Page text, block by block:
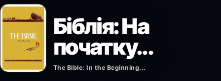
Біблія: На
початку...
The Bible: In the Beginning...